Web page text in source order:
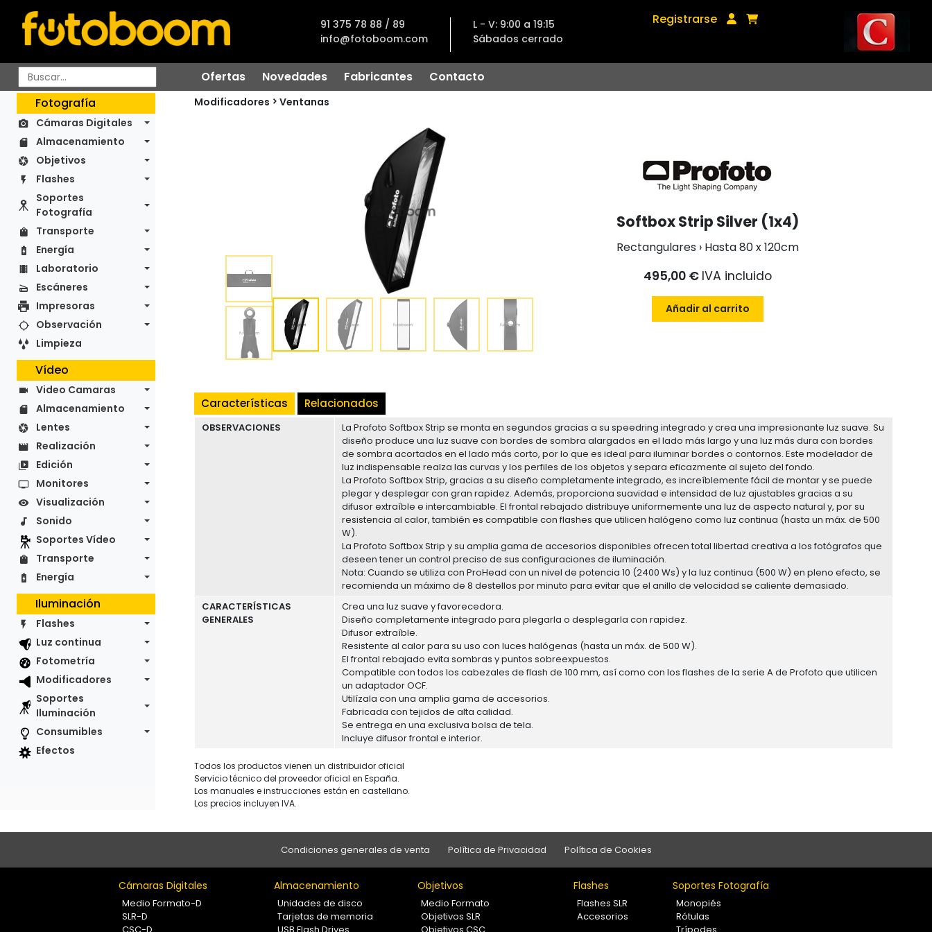
91 375 78 88 / 89
info@fotoboom.com
L - V: 9:00 a 19:15
Sábados cerrado
Registrarse
Ofertas Novedades Fabricantes
Contacto
Fotografía
Cámaras Digitales
Almacenamiento
Objetivos
Flashes
Soportes
Fotografía
Transporte
Energía
Laboratorio
Escáneres
Impresoras
Observación
Limpieza
Vídeo
Video Camaras
Almacenamiento
Lentes
Realización
Edición
Monitores
Visualización
Sonido
Soportes Vídeo
Transporte
Energía
Iluminación
Flashes
Luz continua
Fotometría
Modificadores
Soportes
Iluminación
Consumibles
Efectos
Modificadores Ventanas
Softbox Strip Silver (1x4)
Rectangulares › Hasta 80 x 120cm
495,00 € IVA incluido
Añadir al carrito
Características Relacionados
OBSERVACIONES
La Profoto Softbox Strip se monta en segundos gracias a su speedring integrado y crea una impresionante luz suave. Su
diseño produce una luz suave con bordes de sombra alargados en el lado más largo y una luz más dura con bordes
de sombra acortados en el lado más corto, por lo que es ideal para iluminar bordes o contornos. Este modelador de
luz indispensable realza las curvas y los perfiles de los objetos y separa eficazmente al sujeto del fondo.
La Profoto Softbox Strip, gracias a su diseño completamente integrado, es increíblemente fácil de montar y se puede
plegar y desplegar con gran rapidez. Además, proporciona suavidad e intensidad de luz ajustables gracias a su
difusor extraíble e intercambiable. El frontal rebajado distribuye uniformemente una luz de aspecto natural y, por su
resistencia al calor, también es compatible con flashes que utilicen halógeno como luz continua (hasta un máx. de 500
W).
La Profoto Softbox Strip y su amplia gama de accesorios disponibles ofrecen total libertad creativa a los fotógrafos que
deseen tener un control preciso de sus configuraciones de iluminación.
Nota: Cuando se utiliza con ProHead con un nivel de potencia 10 (2400 Ws) y la luz continua (500 W) en pleno efecto, se
recomienda un máximo de 8 destellos por minuto para evitar que el anillo de velocidad se caliente demasiado.
CARACTERÍSTICAS
GENERALES
Crea una luz suave y favorecedora.
Diseño completamente integrado para plegarla o desplegarla con rapidez.
Difusor extraíble.
Resistente al calor para su uso con luces halógenas (hasta un máx. de 500 W).
El frontal rebajado evita sombras y puntos sobreexpuestos.
Compatible con todos los cabezales de flash de 100 mm, así como con los flashes de la serie A de Profoto que utilicen
un adaptador OCF.
Utilízala con una amplia gama de accesorios.
Fabricada con tejidos de alta calidad.
Se entrega en una exclusiva bolsa de tela.
Incluye difusor frontal e interior.
Todos los productos vienen un distribuidor oficial
Servicio técnico del proveedor oficial en España.
Los manuales e instrucciones están en castellano.
Los precios incluyen IVA.
Condiciones generales de venta Política de Privacidad Política de Cookies
Cámaras Digitales
Medio Formato-D
SLR-D
Almacenamiento
Unidades de disco
Tarjetas de memoria
Objetivos
Medio Formato
Objetivos SLR
Flashes
Flashes SLR
Accesorios
Soportes Fotografía
Monopiés
Rótulas